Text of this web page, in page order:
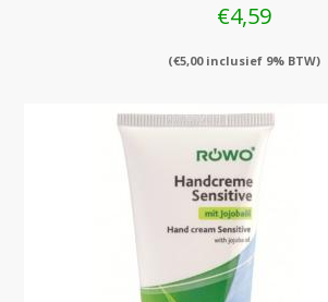
€4,59
(€5,00inclusief 9% BTW)